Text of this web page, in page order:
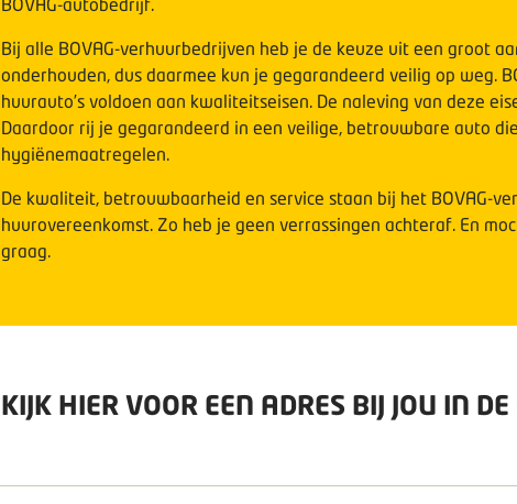
Bij alle BOVAG-verhuurbedrijven heb je de keuze uit een groot
onderhouden, dus daarmee kun je gegarandeerd veilig op weg.
huurauto’s voldoen aan kwaliteitseisen. De naleving van deze
Daardoor rij je gegarandeerd in een veilige, betrouwbare auto
hygiënemaatregelen.
De kwaliteit, betrouwbaarheid en service staan bij het BOVAG-
huurovereenkomst. Zo heb je geen verrassingen achteraf. En
graag.
KIJK HIER VOOR EEN ADRES BIJ JOU IN